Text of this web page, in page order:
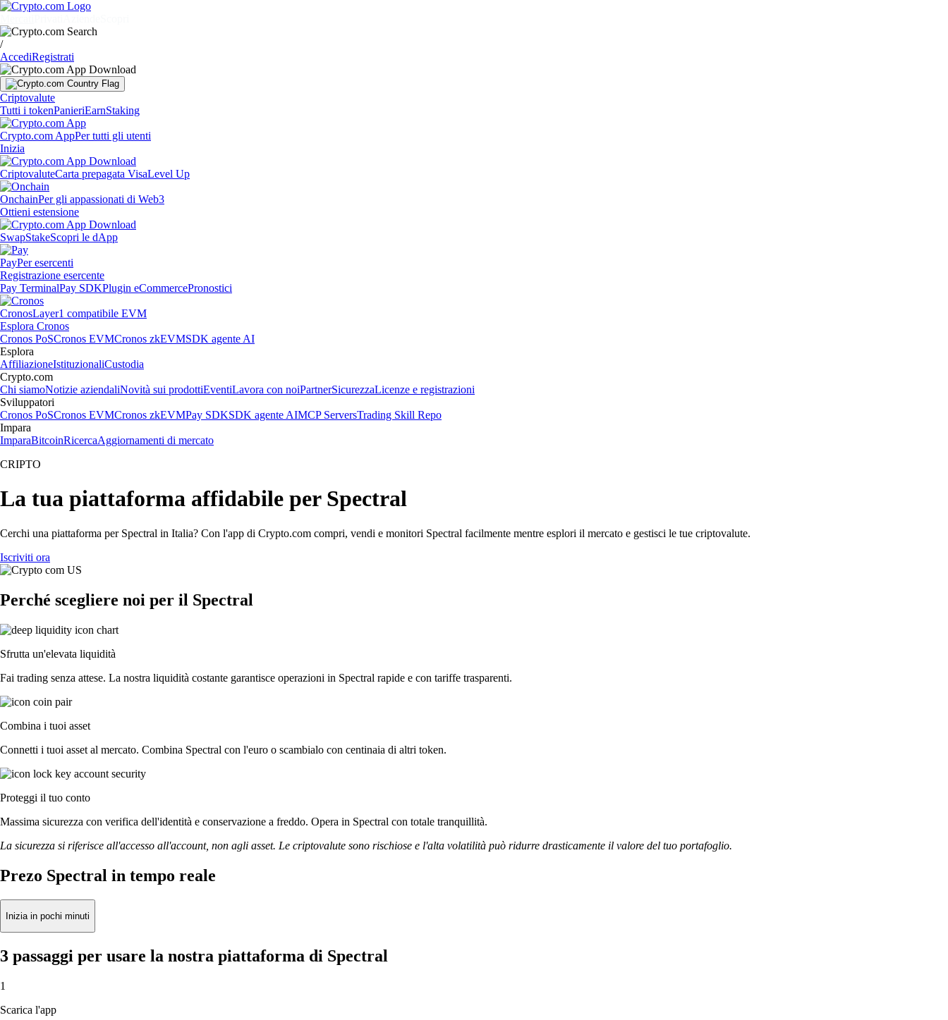
/
AccediRegistrati
Criptovalute
Tutti i tokenPanieriEarnStaking
Crypto.com AppPer tutti gli utenti
Inizia
CriptovaluteCarta prepagata VisaLevel Up
OnchainPer gli appassionati di Web3
Ottieni estensione
SwapStakeScopri le dApp
PayPer esercenti
Registrazione esercente
Pay TerminalPay SDKPlugin eCommercePronostici
CronosLayer1 compatibile EVM
Esplora Cronos
Cronos PoSCronos EVMCronos zkEVMSDK agente AI
Esplora
AffiliazioneIstituzionaliCustodia
Crypto.com
Chi siamoNotizie aziendaliNovità sui prodottiEventiLavora con noiPartnerSicurezzaLicenze e registrazioni
Sviluppatori
Cronos PoSCronos EVMCronos zkEVMPay SDKSDK agente AIMCP ServersTrading Skill Repo
Impara
ImparaBitcoinRicercaAggiornamenti di mercato
CRIPTO
La tua piattaforma affidabile per Spectral
Cerchi una piattaforma per Spectral in Italia? Con l'app di Crypto.com compri, vendi e monitori Spectral facilmente mentre esplori il mercato e gestisci le tue criptovalute.
Iscriviti ora
Perché scegliere noi per il Spectral
Sfrutta un'elevata liquidità
Fai trading senza attese. La nostra liquidità costante garantisce operazioni in Spectral rapide e con tariffe trasparenti.
Combina i tuoi asset
Connetti i tuoi asset al mercato. Combina Spectral con l'euro o scambialo con centinaia di altri token.
Proteggi il tuo conto
Massima sicurezza con verifica dell'identità e conservazione a freddo. Opera in Spectral con totale tranquillità.
La sicurezza si riferisce all'accesso all'account, non agli asset. Le criptovalute sono rischiose e l'alta volatilità può ridurre drasticamente il valore del tuo portafoglio.
Prezo Spectral in tempo reale
Inizia in pochi minuti
3 passaggi per usare la nostra piattaforma di Spectral
1
Scarica l'app